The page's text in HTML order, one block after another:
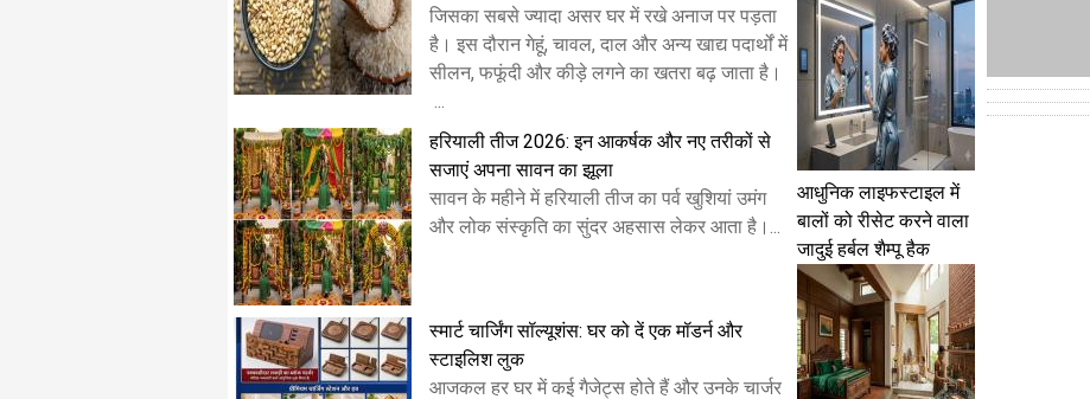
जिसका सबसे ज्यादा असर घर में रखे अनाज पर पड़ता
है। इस दौरान गेहूं, चावल, दाल और अन्य खाद्य पदार्थों में
सीलन, फफूंदी और कीड़े लगने का खतरा बढ़ जाता है।
...
हरियाली तीज 2026: इन आकर्षक और नए तरीकों से
सजाएं अपना सावन का झूला
सावन के महीने में हरियाली तीज का पर्व खुशियां उमंग
और लोक संस्कृति का सुंदर अहसास लेकर आता है।...
स्मार्ट चार्जिंग सॉल्यूशंस: घर को दें एक मॉडर्न और
स्टाइलिश लुक
​आजकल हर घर में कई गैजेट्स होते हैं और उनके चार्जर
आधुनिक लाइफस्टाइल में
बालों को रीसेट करने वाला
जादुई हर्बल शैम्पू हैक